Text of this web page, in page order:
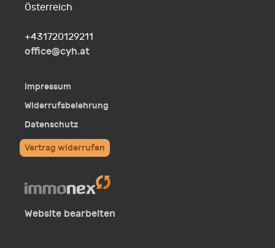
Österreich
Fon
+431720129211
E-
office@cyh.at
Impressum
Widerrufsbelehrung
Datenschutz
Vertrag widerrufen
Website bearbeiten